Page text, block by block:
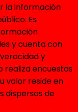
la información
Es
y cuenta con
y
realiza encuestas
valor reside en
dispersos de